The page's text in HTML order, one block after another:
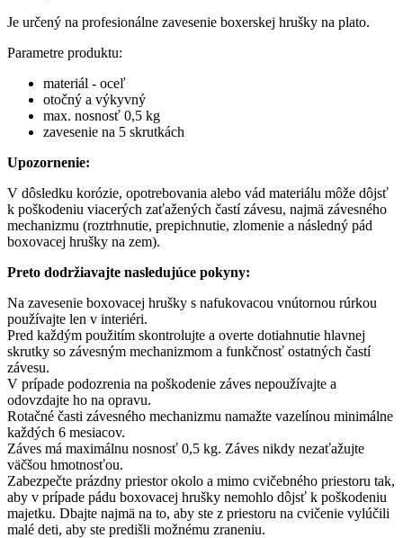
Je určený na profesionálne zavesenie boxerskej hrušky na plato.
Parametre produktu:
materiál - oceľ
otočný a výkyvný
max. nosnosť 0,5 kg
zavesenie na 5 skrutkách
Upozornenie:
V dôsledku korózie, opotrebovania alebo vád materiálu môže dôjsť
k poškodeniu viacerých zaťažených častí závesu, najmä závesného
mechanizmu (roztrhnutie, prepichnutie, zlomenie a následný pád
boxovacej hrušky na zem).
Preto dodržiavajte nasledujúce pokyny:
Na zavesenie boxovacej hrušky s nafukovacou vnútornou rúrkou
používajte len v interiéri.
Pred každým použitím skontrolujte a overte dotiahnutie hlavnej
skrutky so závesným mechanizmom a funkčnosť ostatných častí
závesu.
V prípade podozrenia na poškodenie záves nepoužívajte a
odovzdajte ho na opravu.
Rotačné časti závesného mechanizmu namažte vazelínou minimálne
každých 6 mesiacov.
Záves má maximálnu nosnosť 0,5 kg. Záves nikdy nezaťažujte
väčšou hmotnosťou.
Zabezpečte prázdny priestor okolo a mimo cvičebného priestoru tak,
aby v prípade pádu boxovacej hrušky nemohlo dôjsť k poškodeniu
majetku. Dbajte najmä na to, aby ste z priestoru na cvičenie vylúčili
malé deti, aby ste predišli možnému zraneniu.